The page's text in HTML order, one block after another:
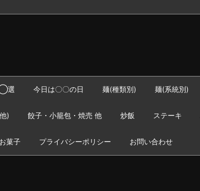
選 今日は〇〇の日 麺(種類別) 麺(系統別)
) 餃子・小籠包・焼売 他 炒飯 ステーキ
菓子 プライバシーポリシー お問い合わせ